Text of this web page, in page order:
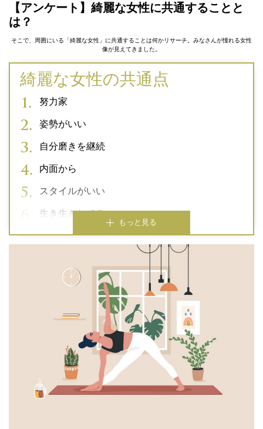
【アンケート】綺麗な女性に共通することと
は？
そこで、周囲にいる「綺麗な女性」に共通することは何かリサーチ。みなさんが憧れる女性
像が見えてきました。
綺麗な女性の共通点
努力家
姿勢がいい
自分磨きを継続
内面から
スタイルがいい
生き生きしてる
もっと見る